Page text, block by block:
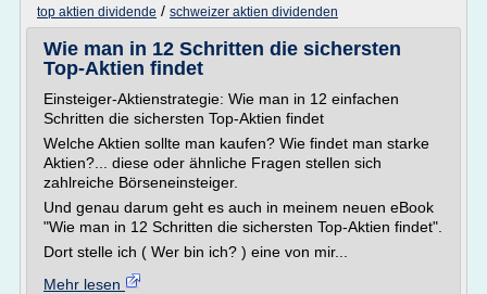
top aktien dividende / schweizer aktien dividenden
Wie man in 12 Schritten die sichersten
Top-Aktien findet
Einsteiger-Aktienstrategie: Wie man in 12 einfachen
Schritten die sichersten Top-Aktien findet
Welche Aktien sollte man kaufen? Wie findet man starke
Aktien?... diese oder ähnliche Fragen stellen sich
zahlreiche Börseneinsteiger.
Und genau darum geht es auch in meinem neuen eBook
"Wie man in 12 Schritten die sichersten Top-Aktien findet".
Dort stelle ich ( Wer bin ich? ) eine von mir...
Mehr lesen